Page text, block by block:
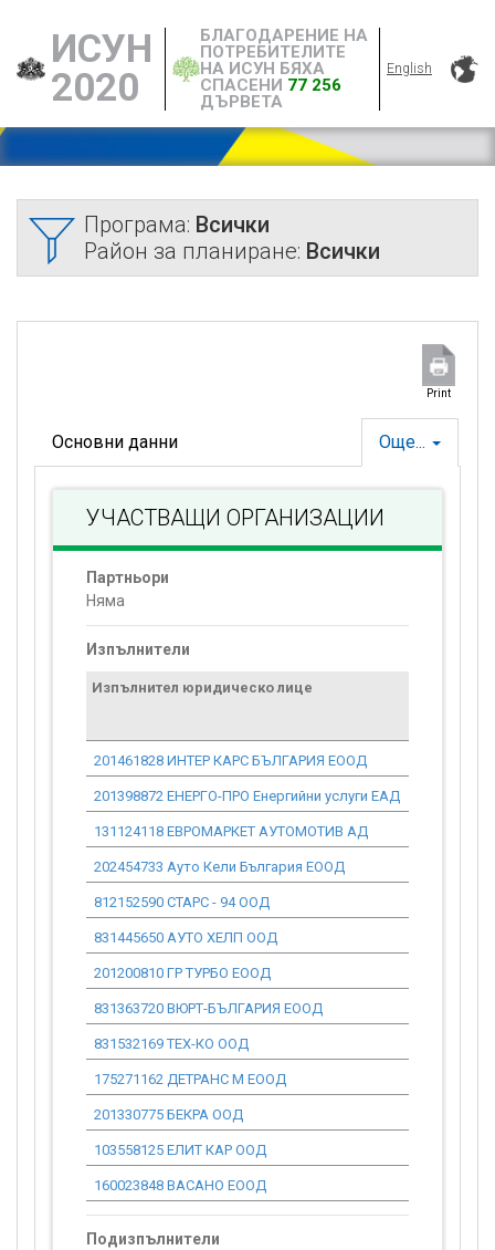
ИСУН
2020
БЛАГОДАРЕНИЕ НА
ПОТРЕБИТЕЛИТЕ
НА ИСУН БЯХА
СПАСЕНИ 77 256
ДЪРВЕТА
English
Програма: Всички
Район за планиране: Всички
Print
Още...
Основни данни
УЧАСТВАЩИ ОРГАНИЗАЦИИ
Партньори
Няма
Изпълнители
Изпълнител юридическо лице
201461828 ИНТЕР КАРС БЪЛГАРИЯ ЕООД
201398872 ЕНЕРГО-ПРО Енергийни услуги ЕАД
131124118 ЕВРОМАРКЕТ АУТОМОТИВ АД
202454733 Ауто Кели България ЕООД
812152590 СТАРС - 94 ООД
831445650 АУТО ХЕЛП ООД
201200810 ГР ТУРБО ЕООД
831363720 ВЮРТ-БЪЛГАРИЯ ЕООД
831532169 ТЕХ-КО ООД
175271162 ДЕТРАНС М ЕООД
201330775 БЕКРА ООД
103558125 ЕЛИТ КАР ООД
160023848 ВАСАНО ЕООД
Подизпълнители